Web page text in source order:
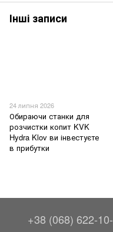
Інші записи
24 липня 2026
Обираючи станки для
розчистки копит KVK
Hydra Klov ви інвестуєте
в прибутки
+38 (068) 622-